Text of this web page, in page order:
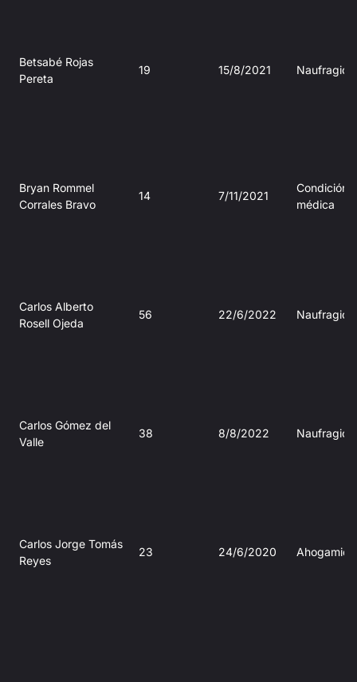
Betsabé Rojas
Pereta
19 15/8/2021 Naufragio
Bryan Rommel
Corrales Bravo
14 7/11/2021
Condición
médica
Carlos Alberto
Rosell Ojeda
56 22/6/2022 Naufragio
Carlos Gómez del
Valle
38 8/8/2022 Naufragio
Carlos Jorge Tomás
Reyes
23 24/6/2020